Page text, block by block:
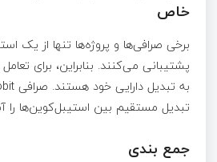
خاص
برخی صرافی‌ها و پروژه‌ها تنها از یک
پشتیبانی می‌کنند. بنابراین، برای تعامل
تبدیل مستقیم بین استیبل‌کوین‌ها
جمع بندی